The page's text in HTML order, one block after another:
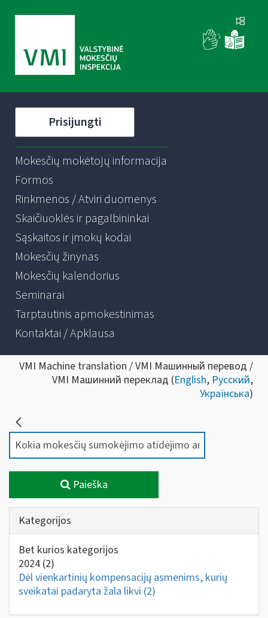
Prisijungti
Mokesčių mokėtojų informacija
Formos
Rinkmenos / Atviri duomenys
Skaičiuoklės ir pagalbininkai
Sąskaitos ir įmokų kodai
Mokesčių žinynas
Mokesčių kalendorius
Seminarai
Tarptautinis apmokestinimas
Kontaktai / Apklausa
VMI Machine translation / VMI Машинный перевод /
VMI Машинний переклад (English, Русский,
Українська)
Paieška
Kategorijos
Bet kurios kategorijos
2024 (2)
Dėl vienkartinių kompensacijų asmenims, kurių
sveikatai padaryta žala likvi (2)